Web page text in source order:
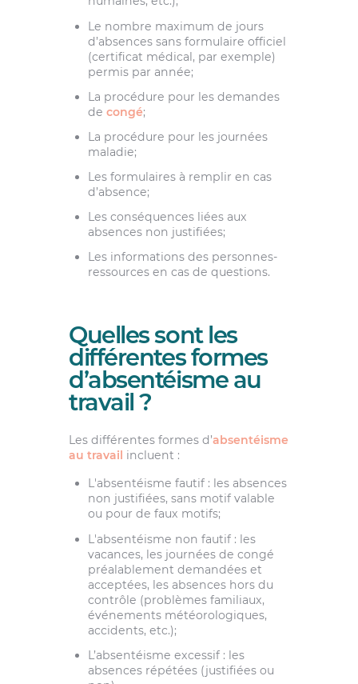
Le nombre maximum de jours
d’absences sans formulaire officiel
(certificat médical, par exemple)
permis par année;
La procédure pour les demandes
de congé;
La procédure pour les journées
maladie;
Les formulaires à remplir en cas
d’absence;
Les conséquences liées aux
absences non justifiées;
Les informations des personnes-
ressources en cas de questions.
Quelles sont les
différentes formes
d’absentéisme au
travail ?
Les différentes formes d’absentéisme
au travail incluent :
L'absentéisme fautif : les absences
non justifiées, sans motif valable
ou pour de faux motifs;
L'absentéisme non fautif : les
vacances, les journées de congé
préalablement demandées et
acceptées, les absences hors du
contrôle (problèmes familiaux,
événements météorologiques,
accidents, etc.);
L’absentéisme excessif : les
absences répétées (justifiées ou